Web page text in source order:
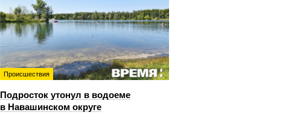
Происшествия
Подросток утонул в водоеме
в Навашинском округе